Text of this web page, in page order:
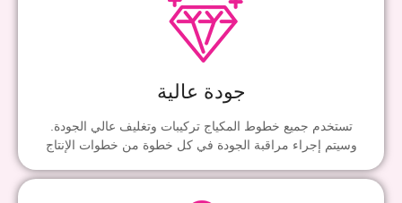
جودة عالية
تستخدم جميع خطوط المكياج تركيبات وتغليف عالي الجودة.
وسيتم إجراء مراقبة الجودة في كل خطوة من خطوات الإنتاج